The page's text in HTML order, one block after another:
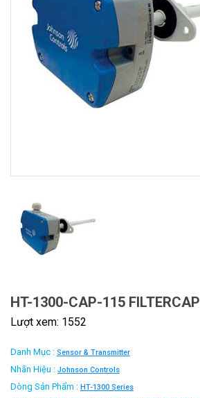
HT-1300-CAP-115 FILTERCAP
Lượt xem: 1552
Danh Mục : Sensor & Transmitter
Nhãn Hiệu : Johnson Controls
Dòng Sản Phẩm : HT-1300 Series